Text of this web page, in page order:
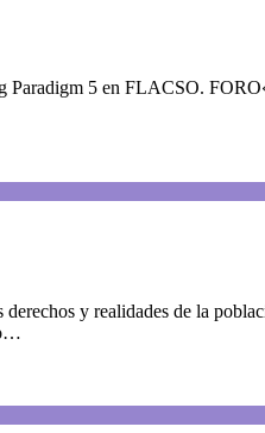
Paradigm 5 en FLACSO.
y realidades de la